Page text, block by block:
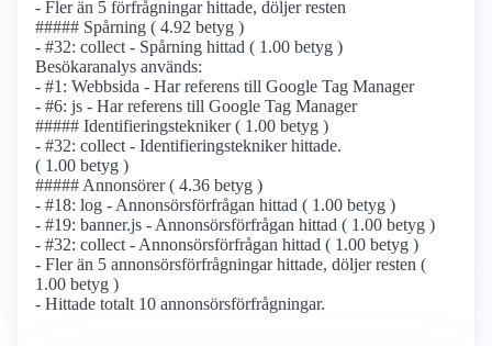
- Fler än 5 förfrågningar hittade, döljer resten
##### Spårning ( 4.92 betyg )
- #32: collect - Spårning hittad ( 1.00 betyg )
Besökaranalys används:
- #1: Webbsida - Har referens till Google Tag Manager
- #6: js - Har referens till Google Tag Manager
##### Identifierings­tekniker ( 1.00 betyg )
- #32: collect - Identifierings­tekniker hittade.
( 1.00 betyg )
##### Annonsörer ( 4.36 betyg )
- #18: log - Annonsörs­förfrågan hittad ( 1.00 betyg )
- #19: banner.js - Annonsörs­förfrågan hittad ( 1.00 betyg )
- #32: collect - Annonsörs­förfrågan hittad ( 1.00 betyg )
- Fler än 5 annonsörs­förfrågningar hittade, döljer resten (
1.00 betyg )
- Hittade totalt 10 annonsörs­förfrågningar.